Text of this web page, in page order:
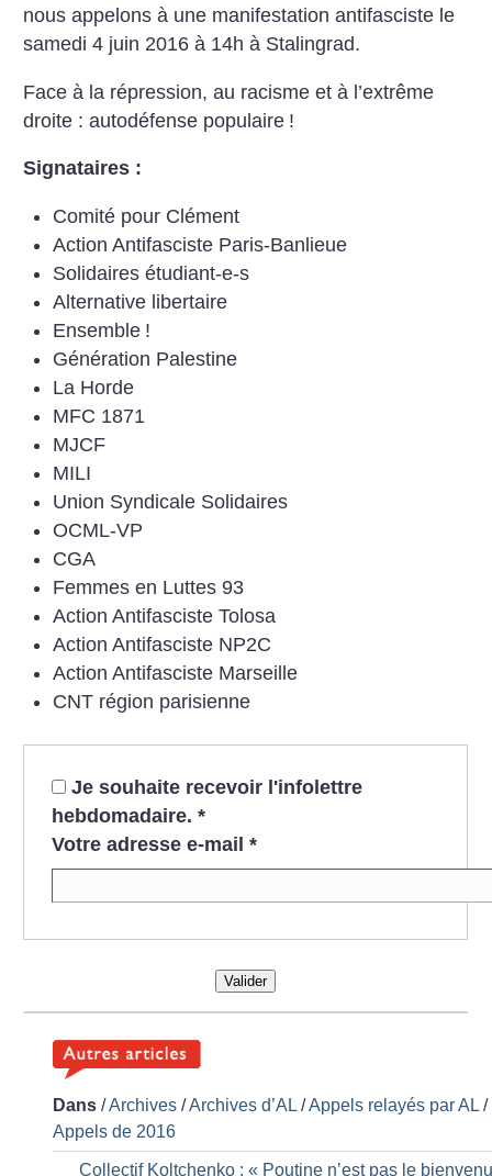
nous appelons à une manifestation antifasciste le
samedi 4 juin 2016 à 14h à Stalingrad.
Face à la répression, au racisme et à l’extrême
droite : autodéfense populaire !
Signataires :
Comité pour Clément
Action Antifasciste Paris-Banlieue
Solidaires étudiant-e-s
Alternative libertaire
Ensemble !
Génération Palestine
La Horde
MFC 1871
MJCF
MILI
Union Syndicale Solidaires
OCML-VP
CGA
Femmes en Luttes 93
Action Antifasciste Tolosa
Action Antifasciste NP2C
Action Antifasciste Marseille
CNT région parisienne
Je souhaite recevoir l'infolettre
hebdomadaire. *
Votre adresse e-mail *
Valider
Dans /Archives /Archives d’AL/Appels relayés par AL/
Appels de 2016
Collectif Koltchenko : « Poutine n’est pas le